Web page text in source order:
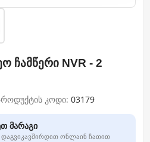
ჩამწერი NVR - 2
კოდი: 03179
მარაგი
დაგვიკავშირდით ონლაინ ჩათით